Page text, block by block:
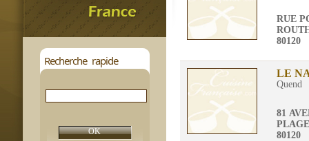
Recherche rapide
RUE
80120
LE
Quend
81
PLAGE
80120